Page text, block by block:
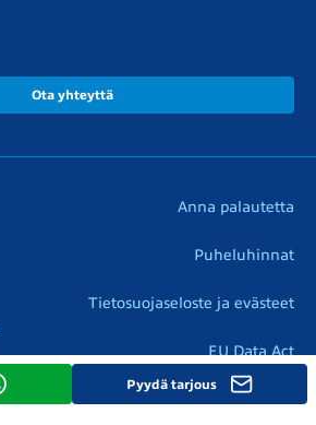
Pyydä tarjous
Ota yhteyttä
Anna palautetta
Puheluhinnat
Tietosuojaseloste ja evästeet
EU Data Act